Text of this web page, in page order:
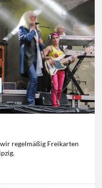
regelmäßig Freikarten